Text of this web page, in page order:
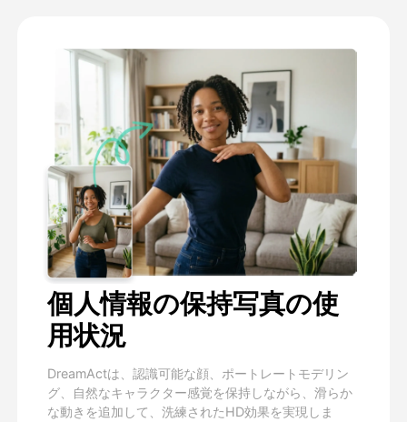
個人情報の保持写真の使
用状況
DreamActは、認識可能な顔、ポートレートモデリン
グ、自然なキャラクター感覚を保持しながら、滑らか
な動きを追加して、洗練されたHD効果を実現しま